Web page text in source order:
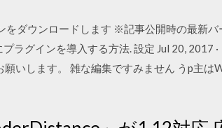
ダウンロードします ※記事公開時の最新バ
ラグインを導入する方法. 設定 Jul 20, 2017 ·
いします。 雑な編集ですみません うp主は